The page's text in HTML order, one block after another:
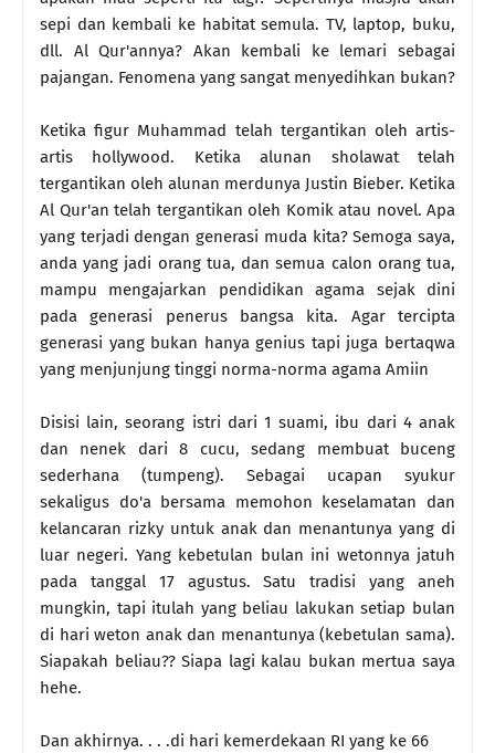
sepi dan kembali ke habitat semula. TV, laptop, buku,
dll. Al Qur'annya? Akan kembali ke lemari sebagai
pajangan. Fenomena yang sangat menyedihkan bukan?
Ketika figur Muhammad telah tergantikan oleh artis-
artis hollywood. Ketika alunan sholawat telah
tergantikan oleh alunan merdunya Justin Bieber. Ketika
Al Qur'an telah tergantikan oleh Komik atau novel. Apa
yang terjadi dengan generasi muda kita? Semoga saya,
anda yang jadi orang tua, dan semua calon orang tua,
mampu mengajarkan pendidikan agama sejak dini
pada generasi penerus bangsa kita. Agar tercipta
generasi yang bukan hanya genius tapi juga bertaqwa
yang menjunjung tinggi norma-norma agama Amiin
Disisi lain, seorang istri dari 1 suami, ibu dari 4 anak
dan nenek dari 8 cucu, sedang membuat buceng
sederhana (tumpeng). Sebagai ucapan syukur
sekaligus do'a bersama memohon keselamatan dan
kelancaran rizky untuk anak dan menantunya yang di
luar negeri. Yang kebetulan bulan ini wetonnya jatuh
pada tanggal 17 agustus. Satu tradisi yang aneh
mungkin, tapi itulah yang beliau lakukan setiap bulan
di hari weton anak dan menantunya (kebetulan sama).
Siapakah beliau?? Siapa lagi kalau bukan mertua saya
hehe.
Dan akhirnya. . . .di hari kemerdekaan RI yang ke 66